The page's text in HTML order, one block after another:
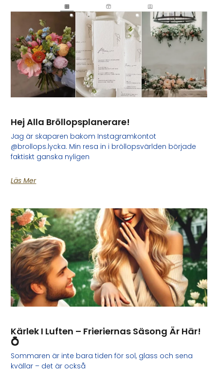
Hej Alla Bröllopsplanerare!
Jag är skaparen bakom Instagramkontot
@brollops.lycka. Min resa in i bröllopsvärlden började
faktiskt ganska nyligen
Läs Mer
Kärlek I Luften – Frieriernas Säsong Är Här!
💍
Sommaren är inte bara tiden för sol, glass och sena
kvällar – det är också